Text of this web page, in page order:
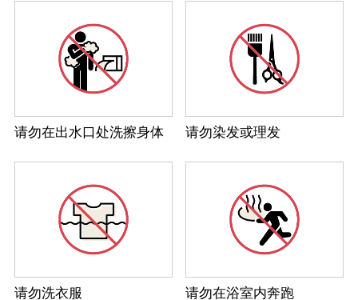
请勿在出水口处洗擦身体 请勿染发或理发
请勿洗衣服 请勿在浴室内奔跑